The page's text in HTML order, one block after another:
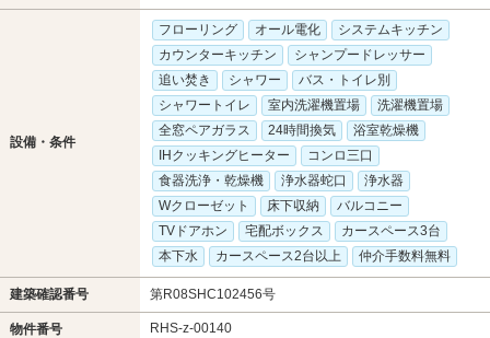
設備・条件
フローリング オール電化
システムキッチン
カウンターキッチン
シャンプードレッサー
追い焚き
シャワー
バス・トイレ別
シャワートイレ
室内洗濯機置場
洗濯機置場
全窓ペアガラス
24時間換気
浴室乾燥機
IHクッキングヒーター
コンロ三口
食器洗浄・乾燥機
浄水器蛇口
浄水器
Wクローゼット
床下収納
バルコニー
TVドアホン
宅配ボックス
カースペース3台
本下水
カースペース2台以上 仲介手数料無料
建築確認番号 第R08SHC102456号
物件番号 RHS-z-00140